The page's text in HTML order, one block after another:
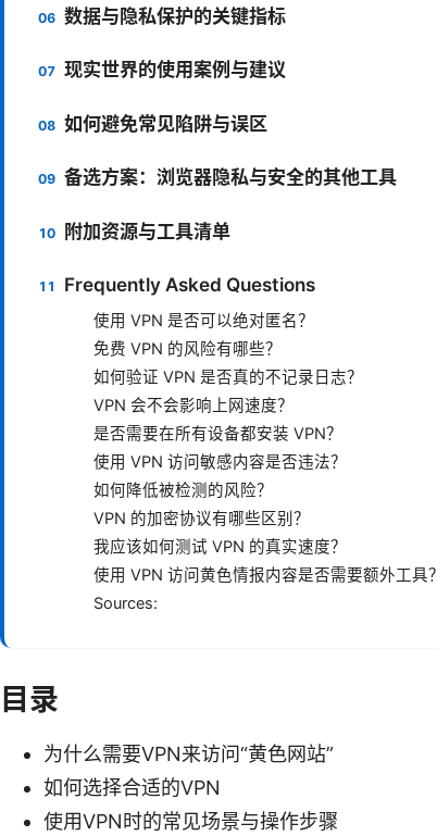
数据与隐私保护的关键指标
现实世界的使用案例与建议
如何避免常见陷阱与误区
备选方案：浏览器隐私与安全的其他工具
附加资源与工具清单
Frequently Asked Questions
使用 VPN 是否可以绝对匿名？
免费 VPN 的风险有哪些？
如何验证 VPN 是否真的不记录日志？
VPN 会不会影响上网速度？
是否需要在所有设备都安装 VPN？
使用 VPN 访问敏感内容是否违法？
如何降低被检测的风险？
VPN 的加密协议有哪些区别？
我应该如何测试 VPN 的真实速度？
使用 VPN 访问黄色情报内容是否需要额外工具？
Sources:
目录
为什么需要VPN来访问“黄色网站”
如何选择合适的VPN
使用VPN时的常见场景与操作步骤